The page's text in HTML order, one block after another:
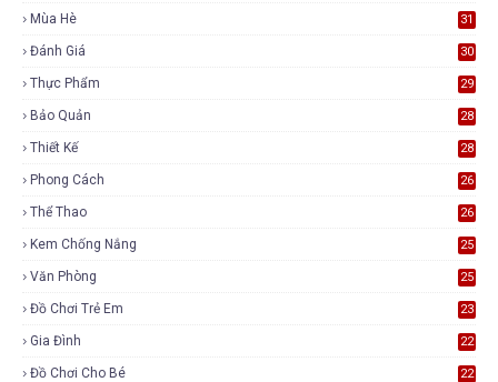
Mùa Hè 31
Đánh Giá 30
Thực Phẩm 29
Bảo Quản 28
Thiết Kế 28
Phong Cách 26
Thể Thao 26
Kem Chống Nắng 25
Văn Phòng 25
Đồ Chơi Trẻ Em 23
Gia Đình 22
Đồ Chơi Cho Bé 22